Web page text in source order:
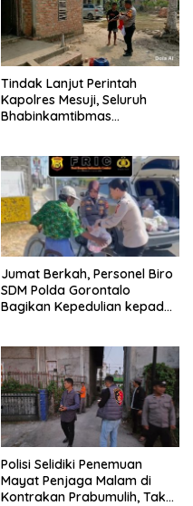
Tindak Lanjut Perintah
Kapolres Mesuji, Seluruh
Bhabinkamtibmas
Masyarakat
Jumat Berkah, Personel Biro
SDM Polda Gorontalo
Bagikan Kepedulian kepada
Polisi Selidiki Penemuan
Mayat Penjaga Malam di
Kontrakan Prabumulih, Tak